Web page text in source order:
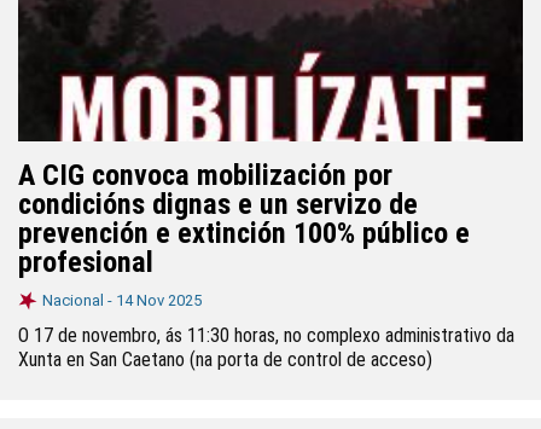
A CIG convoca mobilización por
condicións dignas e un servizo de
prevención e extinción 100% público e
profesional
Nacional - 14 Nov 2025
O 17 de novembro, ás 11:30 horas, no complexo administrativo da
Xunta en San Caetano (na porta de control de acceso)